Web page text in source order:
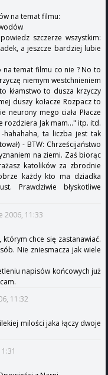
na temat filmu:
szczerze wszystkim:
a jeszcze bardziej lubie
na temat filmu co nie ? No to
niemym westchnieniem
kłamstwo to dusza krzyczy
duszy kołacze Rozpacz to
neurony mego ciała Płacze
rozdziera Jak mam..." itp. itd.
ta liczba jest tak
- BTW: Chrześcijaństwo
na ziemi. Zaś biorąc
katolików za zbrodnie
każdy kto ma dziadka
Prawdziwie błyskotliwe
2006, 11:33
chce się zastanawiać.
Nie zniesmacza jak wiele
napisów końcowych już
11:32
milości jaka łączy dwoje